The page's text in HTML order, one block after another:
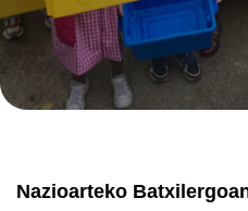
Nazioarteko